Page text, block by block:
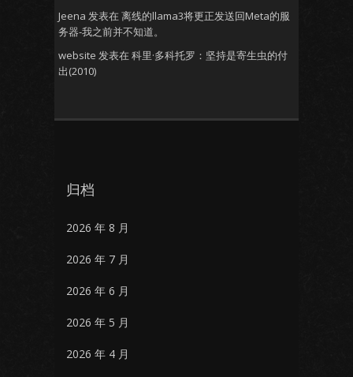
Jeena 发表在 离线的llama3将更正发送回Meta的服
务器-我之前并不知道。
website 发表在 科里·多科托罗：坚持是寄生虫的付
出(2010)
归档
2026 年 8 月
2026 年 7 月
2026 年 6 月
2026 年 5 月
2026 年 4 月